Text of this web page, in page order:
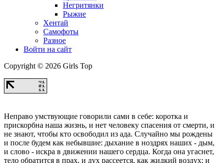
Негритянки
Рыжие
Хентай
Самофоты
Разное
Войти на сайт
Copyright © 2026 Girls Top
Неправо умствующие говорили сами в себе: коротка и
прискорбна наша жизнь, и нет человеку спасения от смерти, и
не знают, чтобы кто освободил из ада. Случайно мы рождены
и после будем как небывшие: дыхание в ноздрях наших - дым,
и слово - искра в движении нашего сердца. Когда она угаснет,
тело обратится в прах, и дух рассеется, как жидкий воздух; и